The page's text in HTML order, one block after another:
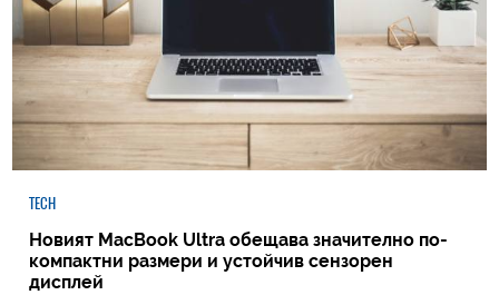
TECH
Новият MacBook Ultra обещава значително по-
компактни размери и устойчив сензорен
дисплей